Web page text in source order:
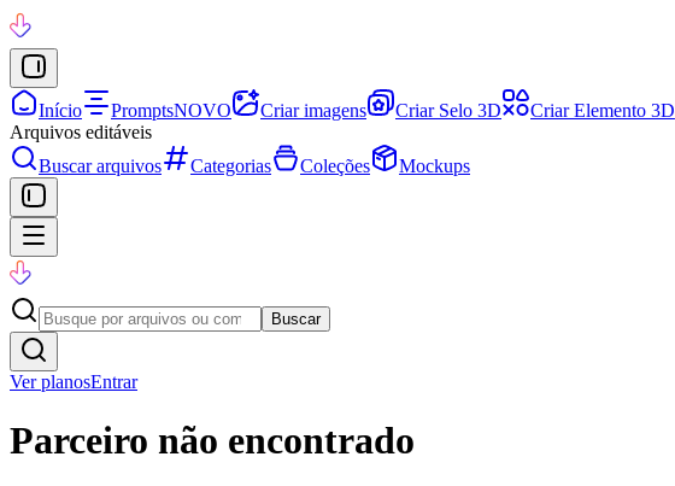
Início PromptsNOVO Criar imagens Criar Selo 3D Criar Elemento 3D
Arquivos editáveis
Buscar arquivos
Categorias Coleções Mockups
Buscar
Ver planosEntrar
Parceiro não encontrado